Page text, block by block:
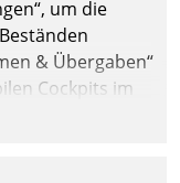
um die
& Übergaben“
Cockpits im